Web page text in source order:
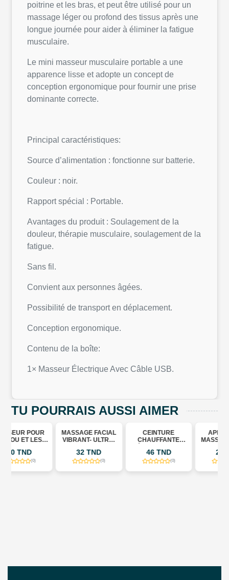
poitrine et les bras, et peut être utilisé pour un
massage léger ou profond des tissus après une
longue journée pour aider à éliminer la fatigue
musculaire.
Le mini masseur musculaire portable a une
apparence lisse et adopte un concept de
conception ergonomique pour fournir une prise
dominante correcte.
Principal caractéristiques:
Source d’alimentation : fonctionne sur batterie.
Couleur : noir.
Rapport spécial : Portable.
Avantages du produit : Soulagement de la
douleur, thérapie musculaire, soulagement de la
fatigue.
Sans fil.
Convient aux personnes âgées.
Possibilité de transport en déplacement.
Conception ergonomique.
Contenu de la boîte:
1× Masseur Électrique Avec Câble USB.
TU POURRAIS AUSSI AIMER
MASSAGE FACIAL
VIBRANT- ULTRA-
CEINTURE
CHAUFFANTE
LES DOULEURS
DE VENTRE
APPAREIL DE
MASSAGE FACIAL
MICROCOURANT